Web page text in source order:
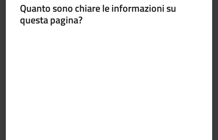
Quanto sono chiare le informazioni su
questa pagina?